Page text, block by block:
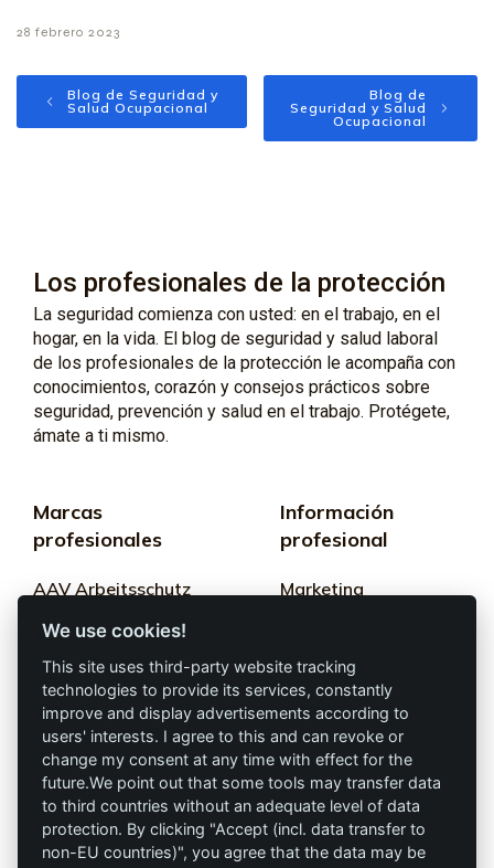
28 febrero 2023
Blog de Seguridad y
Salud Ocupacional
Blog de
Seguridad y Salud
Ocupacional
Los profesionales de la protección
La seguridad comienza con usted: en el trabajo, en el
hogar, en la vida. El blog de seguridad y salud laboral
de los profesionales de la protección le acompaña con
conocimientos, corazón y consejos prácticos sobre
seguridad, prevención y salud en el trabajo. Protégete,
ámate a ti mismo.
Marcas
profesionales
AAV Arbeitsschutz
Allprotec® Solo
trabaja seguro
Omniprotect –
Tienda Online
Información
profesional
Marketing
condiciones
Privacidad
Impresión
Contacto
We use cookies!
This site uses third-party website tracking
technologies to provide its services, constantly
improve and display advertisements according to
users' interests. I agree to this and can revoke or
change my consent at any time with effect for the
future.We point out that some tools may transfer data
to third countries without an adequate level of data
protection. By clicking "Accept (incl. data transfer to
non-EU countries)", you agree that the data may be